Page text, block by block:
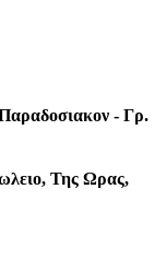
- Γρ.
Της Ωρας,